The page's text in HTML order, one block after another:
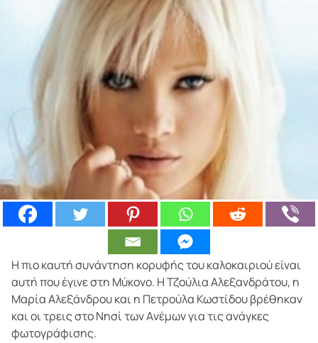
Η πιο καυτή συνάντηση κορυφής του καλοκαιριού είναι
αυτή που έγινε στη Μύκονο. Η Τζούλια Αλεξανδράτου, η
Μαρία Αλεξάνδρου και η Πετρούλα Κωστίδου βρέθηκαν
και οι τρεις στο Νησί των Aνέμων για τις ανάγκες
φωτογράφισης.